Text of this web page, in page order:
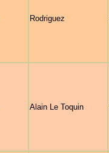
Rodriguez
Alain Le Toquin